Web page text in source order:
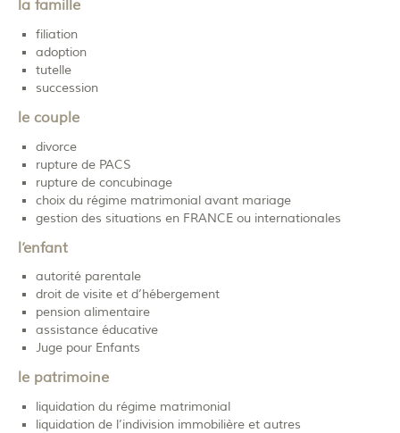
la famille
filiation
adoption
tutelle
succession
le couple
divorce
rupture de PACS
rupture de concubinage
choix du régime matrimonial avant mariage
gestion des situations en FRANCE ou internationales
l’enfant
autorité parentale
droit de visite et d’hébergement
pension alimentaire
assistance éducative
Juge pour Enfants
le patrimoine
liquidation du régime matrimonial
liquidation de l’indivision immobilière et autres